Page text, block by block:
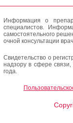
Информация о
специалистов.
самостоятельного
очной консультации
Свидетельство о
надзору в сфере
года.